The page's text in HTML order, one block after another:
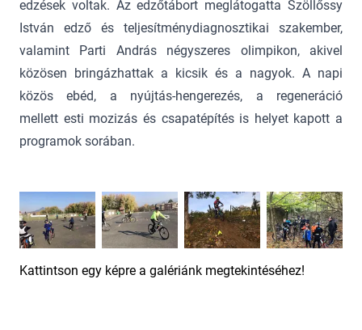
edzések voltak. Az edzőtábort meglátogatta Szöllőssy
István edző és teljesítménydiagnosztikai szakember,
valamint Parti András négyszeres olimpikon, akivel
közösen bringázhattak a kicsik és a nagyok. A napi
közös ebéd, a nyújtás-hengerezés, a regeneráció
mellett esti mozizás és csapatépítés is helyet kapott a
programok sorában.
Kattintson egy képre a galériánk megtekintéséhez!